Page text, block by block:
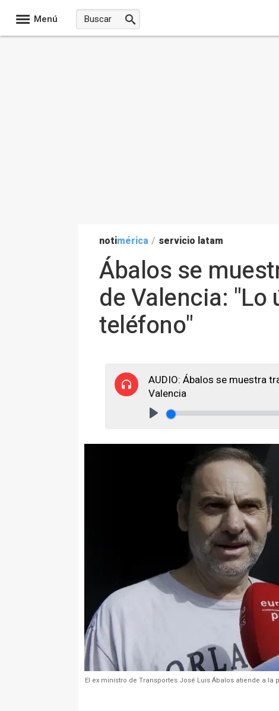
Menú
notimérica / servicio latam
Ábalos se
de Valencia:
teléfono"
AUDIO: Ábalos se muestra
Valencia
El ex ministro de Transportes José Luis Ábalos atiende a